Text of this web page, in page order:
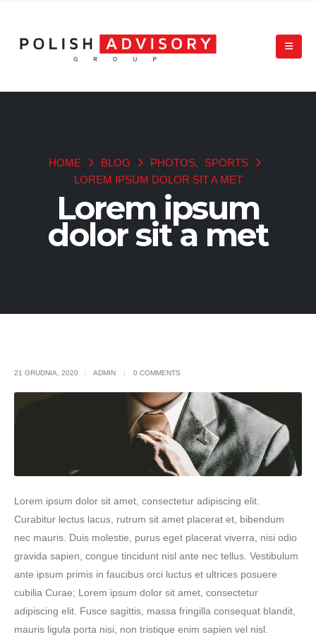
HOME BLOG PHOTOS,
SPORTS
LOREM IPSUM DOLOR SIT A MET
Lorem ipsum
dolor sit a met
Blog Single
21 GRUDNIA, 2020 ADMIN 0 COMMENTS
Lorem ipsum dolor sit amet, consectetur adipiscing elit.
Curabitur lectus lacus, rutrum sit amet placerat et, bibendum
nec mauris. Duis molestie, purus eget placerat viverra, nisi odio
gravida sapien, congue tincidunt nisl ante nec tellus. Vestibulum
ante ipsum primis in faucibus orci luctus et ultrices posuere
cubilia Curae; Lorem ipsum dolor sit amet, consectetur
adipiscing elit. Fusce sagittis, massa fringilla consequat blandit,
mauris ligula porta nisi, non tristique enim sapien vel nisl.